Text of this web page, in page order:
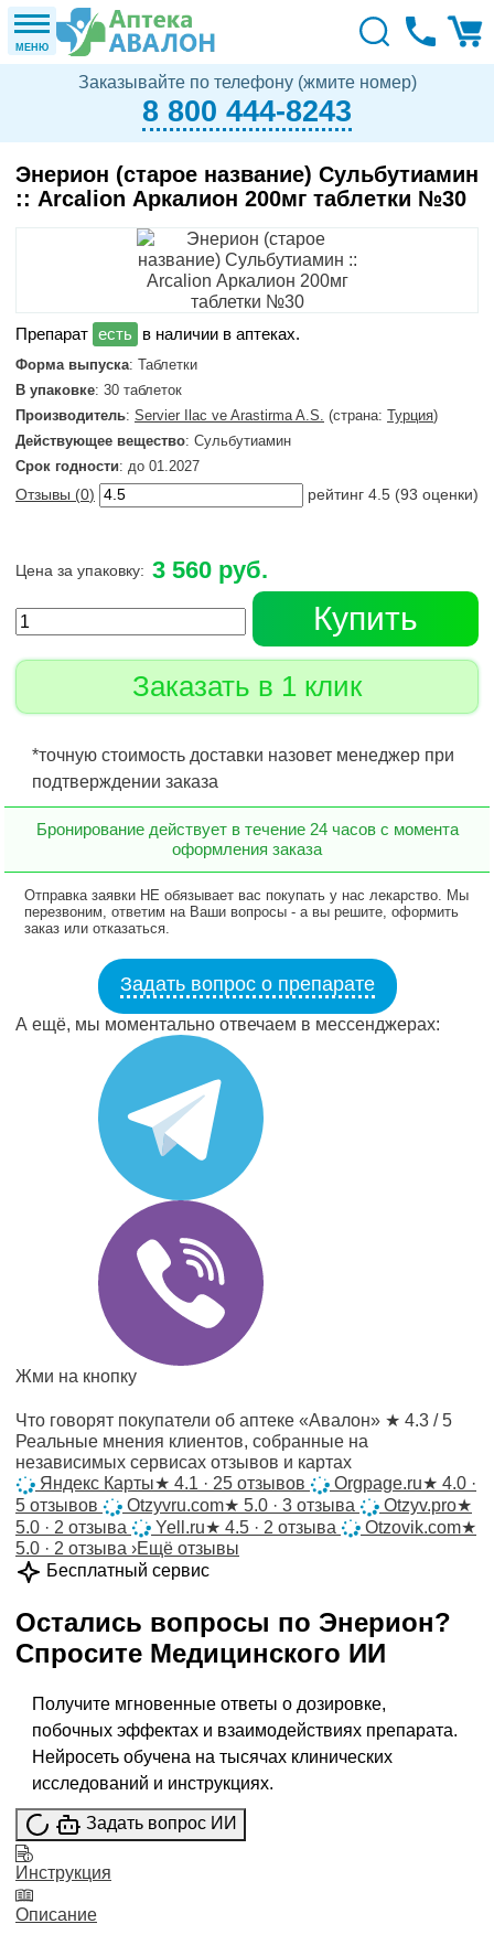
МЕНЮ
Заказывайте по телефону (жмите номер)
8 800 444-8243
Энерион (старое название) Сульбутиамин
:: Arcalion Аркалион 200мг таблетки №30
в наличии в аптеках.
Форма выпуска: Таблетки
В упаковке: 30 таблеток
Производитель: Servier Ilac ve Arastirma A.S. (страна: Турция)
Действующее вещество: Сульбутиамин
Срок годности: до 01.2027
Отзывы (0) рейтинг 4.5 (93 оценки)
Цена за упаковку: 3 560 руб.
Купить
Заказать в 1 клик
*точную стоимость доставки назовет менеджер при
подтверждении заказа
Бронирование действует в течение 24 часов с момента
оформления заказа
Отправка заявки НЕ обязывает вас покупать у нас лекарство. Мы
перезвоним, ответим на Ваши вопросы - а вы решите, оформить
заказ или отказаться.
Задать вопрос о препарате
А ещё, мы моментально отвечаем в мессенджерах:
Жми на кнопку
Что говорят покупатели об аптеке «Авалон» ★ 4.3 / 5
Реальные мнения клиентов, собранные на
независимых сервисах отзывов и картах
Яндекс Карты★ 4.1 · 25 отзывов Orgpage.ru★ 4.0 ·
5 отзывов
Otzyvru.com★ 5.0 · 3 отзыва Otzyv.pro★
5.0 · 2 отзыва
Yell.ru★ 4.5 · 2 отзыва Otzovik.com★
5.0 · 2 отзыва ›Ещё отзывы
Бесплатный сервис
Остались вопросы по Энерион?
Спросите Медицинского ИИ
Получите мгновенные ответы о дозировке,
побочных эффектах и взаимодействиях препарата.
Нейросеть обучена на тысячах клинических
исследований и инструкциях.
Задать вопрос ИИ
Инструкция
Описание